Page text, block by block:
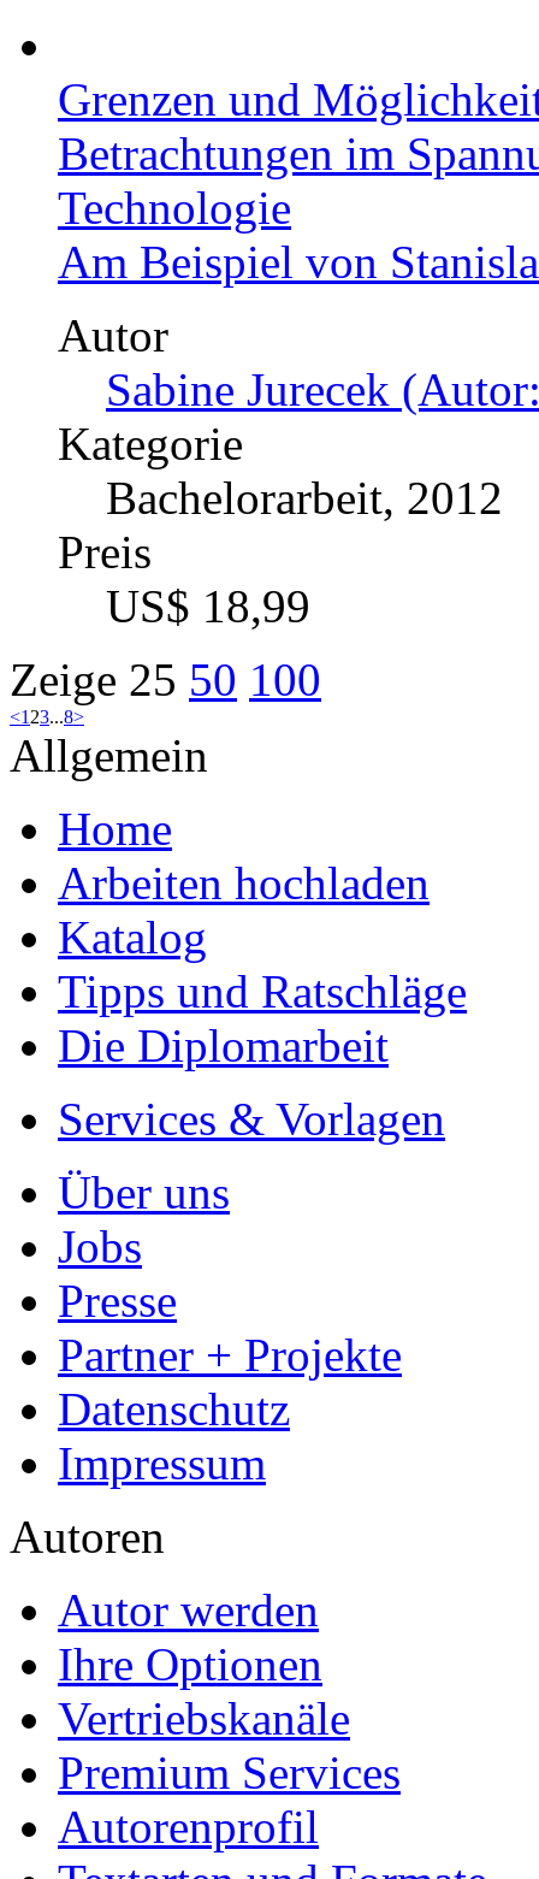
Grenzen und
Betrachtungen im
Technologie
Am Beispiel von
Autor
Sabine Jurecek
Kategorie
Bachelorarbeit, 2012
Preis
US$ 18,99
Zeige 25 50 100
<123...8>
Allgemein
Home
Arbeiten hochladen
Katalog
Tipps und Ratschläge
Die Diplomarbeit
Services & Vorlagen
Über uns
Jobs
Presse
Partner + Projekte
Datenschutz
Impressum
Autoren
Autor werden
Ihre Optionen
Vertriebskanäle
Premium Services
Autorenprofil